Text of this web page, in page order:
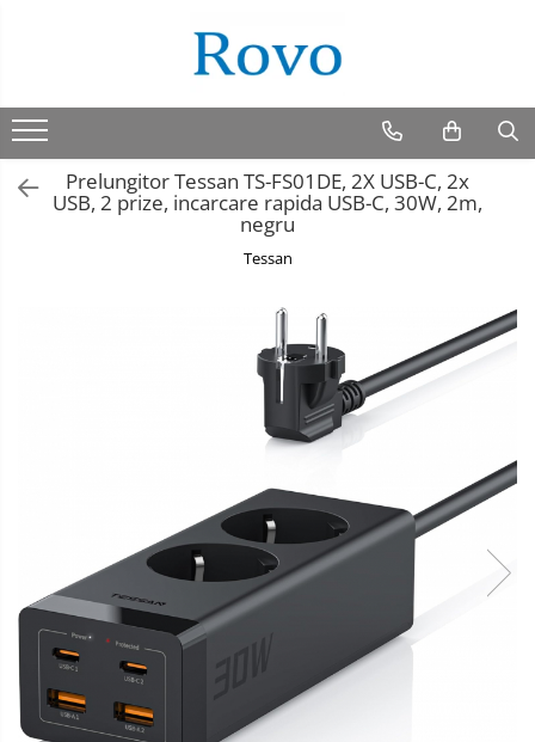
Prelungitor Tessan ‎TS-FS01DE, 2X USB-C, 2x
USB, 2 prize, incarcare rapida USB-C, 30W, 2m,
negru
Tessan